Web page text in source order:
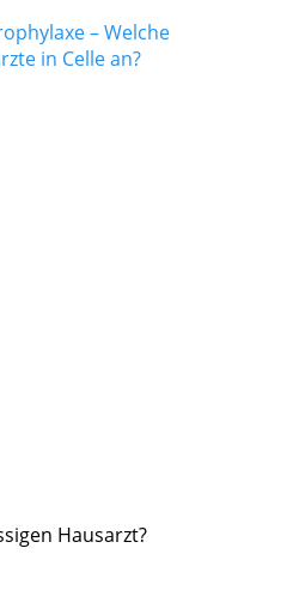
– Welche
in Celle an?
Hausarzt?